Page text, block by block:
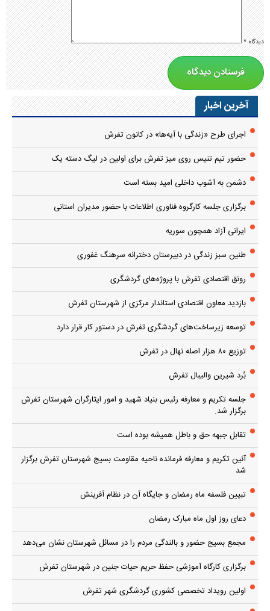
دیدگاه*
آخرین اخبار
اجرای طرح «زندگی با آیه‌ها» در کانون تفرش
حضور تیم تنیس روی میز تفرش برای اولین در لیگ دسته یک
دشمن به آشوب داخلی امید بسته است
برگزاری جلسه کارگروه فناوری اطلاعات با حضور مدیران استانی
ایرانی آزاد همچون سوریه
طنین سبز زندگی در دبیرستان دخترانه سرهنگ غفوری
رونق اقتصادی تفرش با پروژه‌های گردشگری
بازدید معاون اقتصادی استاندار مرکزی از شهرستان تفرش
توسعه زیرساخت‌های گردشگری تفرش در دستور کار قرار دارد
توزیع ۸۰ هزار اصله نهال در تفرش
بُرد شیرین والیبال تفرش
جلسه تکریم و معارفه رئیس بنیاد شهید و امور ایثارگران شهرستان تفرش
برگزار شد.
تقابل جبهه حق و باطل همیشه بوده است
آئین تکریم و معارفه فرمانده ناحیه مقاومت بسیج شهرستان تفرش برگزار
شد
تبیین فلسفه ماه رمضان و جایگاه آن در نظام آفرینش
دعای روز اول ماه مبارک رمضان
مجمع بسیج حضور و بالندگی مردم را در مسائل شهرستان نشان می‌دهد
برگزاری کارگاه آموزشی حفظ حریم حیات جنین در شهرستان تفرش
اولین رویداد تخصصی کشوری گردشگری شهر تفرش